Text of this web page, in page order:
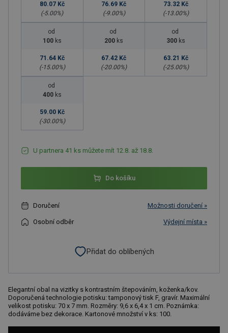
80.07 Kč
(-5.00%)
76.69 Kč
(-9.00%)
73.32 Kč
(-13.00%)
od
100 ks
71.64 Kč
(-15.00%)
od
200 ks
67.42 Kč
(-20.00%)
od
300 ks
63.21 Kč
(-25.00%)
od
400 ks
59.00 Kč
(-30.00%)
U partnera 41 ks můžete mít 12.8. až 18.8.
Do košíku
Doručení Možnosti doručení »
Osobní odběr Výdejní místa »
Přidat do oblíbených
Elegantní obal na vizitky s kontrastním štepováním, koženka/kov.
Doporučená technologie potisku: tamponový tisk F, gravír. Maximální
velikost potisku: 70 x 7 mm. Rozměry: 9,6 x 6,4 x 1 cm. Poznámka:
dodáváme bez dekorace. Kartonové množství v ks: 100.